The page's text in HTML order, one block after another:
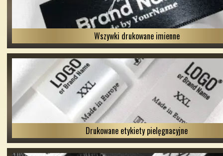
Wszywki drukowane imienne
Drukowane etykiety pielęgnacyjne